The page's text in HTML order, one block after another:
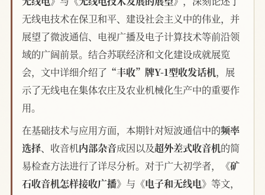
无线电技术在保卫和平、建设社会主义中的伟业，并
展望了微波通信、电视广播及电子计算技术等前沿领
域的广阔前景。结合苏联经济和文化建设成就展览
会，文中详细介绍了 “丰收”牌Y-1型收发话机，展
示了无线电在集体农庄及农业机械化生产中的重要作
用。
在基础技术与应用方面，本期针对短波通信中的频率
选择、收音机内部杂音成因以及超外差式收音机的简
易检查方法进行了详尽分析。对于广大初学者，
《矿
石收音机怎样接收广播》 与 《电子和无线电》等文，